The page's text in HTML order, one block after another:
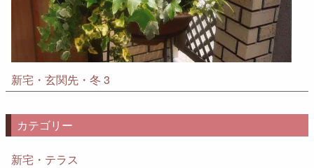
新宅・玄関先・冬 3
カテゴリー
新宅・テラス